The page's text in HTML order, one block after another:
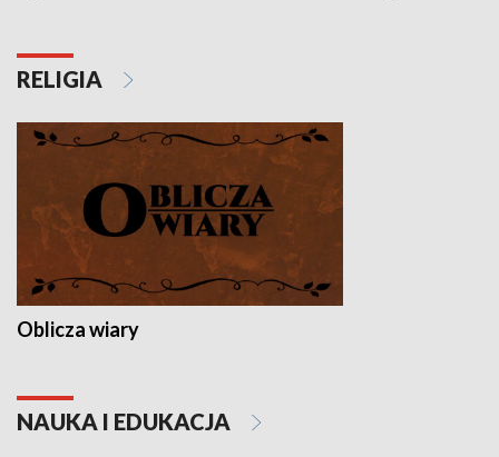
RELIGIA
Oblicza wiary
NAUKA I EDUKACJA